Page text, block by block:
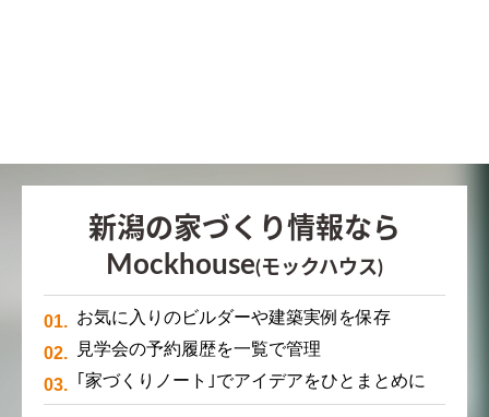
新潟の家づくり情報なら
Mockhouse(モックハウス)
お気に入りのビルダーや建築実例を保存
見学会の予約履歴を一覧で管理
｢家づくりノート｣でアイデアをひとまとめに